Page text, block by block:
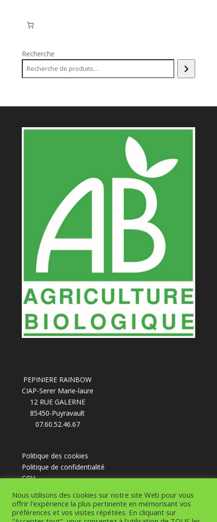
Recherche
PEPINIERE RAINBOW
CIAP-Serer Marie-laure
12 RUE GALERNE
85450-Puyravault
07.60.52.46.67
Politique des cookies
Politique de confidentialité
CGV
Nous utilisons des cookies sur notre site Web pour vous
offrir l'expérience la plus pertinente en mémorisant vos
préférences et vos visites répétées. En cliquant sur